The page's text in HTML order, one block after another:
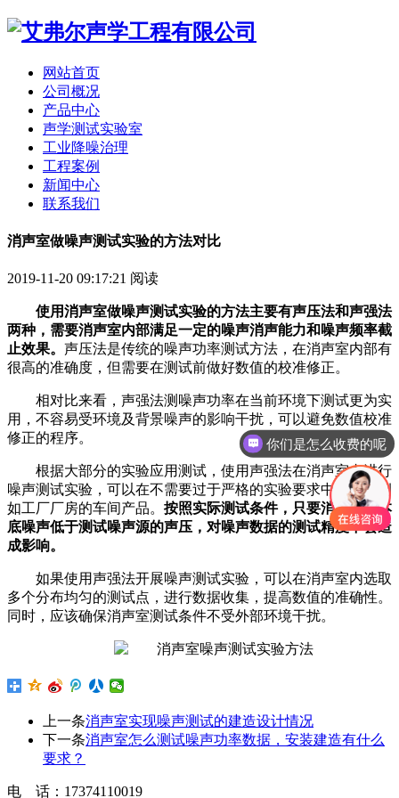
网站首页
公司概况
产品中心
声学测试实验室
工业降噪治理
工程案例
新闻中心
联系我们
消声室做噪声测试实验的方法对比
2019-11-20 09:17:21 阅读
使用消声室做噪声测试实验的方法主要有声压法和声强法
两种，需要消声室内部满足一定的噪声消声能力和噪声频率截
止效果。 声压法是传统的噪声功率测试方法，在消声室内部有
很高的准确度，但需要在测试前做好数值的校准修正。
相对比来看，声强法测噪声功率在当前环境下测试更为实
用，不容易受环境及背景噪声的影响干扰，可以避免数值校准
修正的程序。
根据大部分的实验应用测试，使用声强法在消声室内进行
噪声测试实验，可以在不需要过于严格的实验要求中应用，例
如工厂厂房的车间产品。 按照实际测试条件，只要消声室的本
底噪声低于测试噪声源的声压，对噪声数据的测试精度不会造
成影响。
如果使用声强法开展噪声测试实验，可以在消声室内选取
多个分布均匀的测试点，进行数据收集，提高数值的准确性。
同时，应该确保消声室测试条件不受外部环境干扰。
上一条消声室实现噪声测试的建造设计情况
下一条消声室怎么测试噪声功率数据，安装建造有什么
要求？
电 话：17374110019
你们是怎么收费的呢